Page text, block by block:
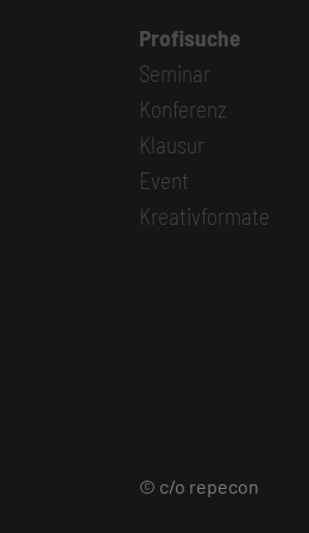
Profisuche
Seminar
Konferenz
Klausur
Event
Kreativformate
© c/o repecon